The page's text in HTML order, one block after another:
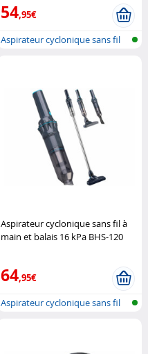
54,95€
Aspirateur cyclonique sans fil
Aspirateur cyclonique sans fil à
main et balais 16 kPa BHS-120
64,95€
Aspirateur cyclonique sans fil